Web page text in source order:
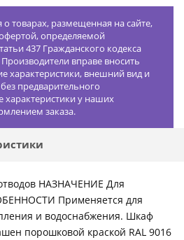
товарах, размещенная на сайте,
определяемой
437 Гражданского кодекса
вправе вносить
характеристики, внешний вид и
предварительного
характеристики у наших
заказа.
НАЗНАЧЕНИЕ Для
Применяется для
и водоснабжения. Шкаф
порошковой краской RAL 9016